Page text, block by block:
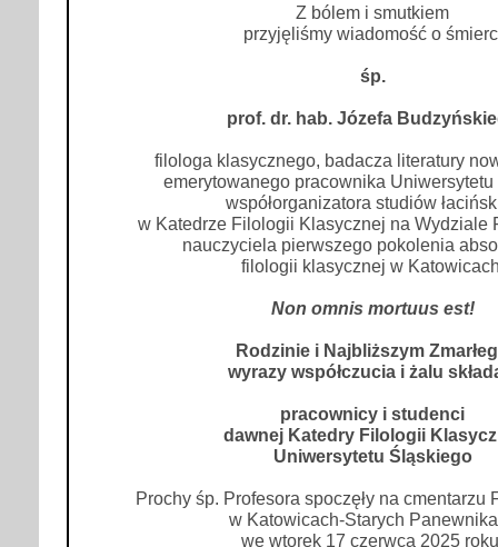
Z bólem i smutkiem
przyjęliśmy wiadomość o
śp.
prof. dr. hab. Józefa
filologa klasycznego, badacza literatury
emerytowanego pracownika
współorganizatora studiów
w Katedrze Filologii Klasycznej na Wydziale
nauczyciela pierwszego pokolenia
filologii klasycznej w
Non omnis mortuus est!
Rodzinie i Najbliższym
wyrazy współczucia i żalu
pracownicy i studenci
dawnej Katedry Filologii
Uniwersytetu Śląskiego
Prochy śp. Profesora spoczęły na cmentarzu
w Katowicach-Starych
we wtorek 17 czerwca 2025